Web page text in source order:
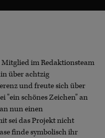
Mitglied im Redaktionsteam
über achtzig
und freute sich über
"ein schönes Zeichen" an
nun einen
sei das Projekt nicht
finde symbolisch ihr